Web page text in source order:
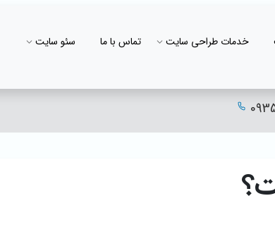
خدمات طراحی سایت تماس با ما سئو سایت